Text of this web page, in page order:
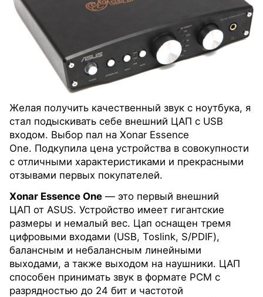
Желая получить качественный звук с ноутбука, я
стал подыскивать себе внешний ЦАП с USB
входом. Выбор пал на Xonar Essence
One. Подкупила цена устройства в совокупности
с отличными характеристиками и прекрасными
отзывами первых покупателей.
Xonar Essence One — это первый внешний
ЦАП от ASUS. Устройство имеет гигантские
размеры и немалый вес. Цап оснащен тремя
цифровыми входами (USB, Toslink, S/PDIF),
балансным и небалансным линейными
выходами, а также выходом на наушники. ЦАП
способен принимать звук в формате PCM с
разрядностью до 24 бит и частотой